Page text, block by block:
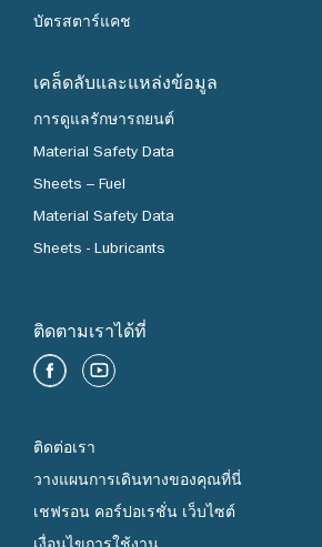
บัตรสตาร์แคช
เคล็ดลับและแหล่งข้อมูล
การดูแลรักษารถยนต์
Material Safety Data
Sheets – Fuel
Material Safety Data
Sheets - Lubricants
ติดตามเราได้ที่
ติดต่อเรา
วางแผนการเดินทางของคุณที่นี่
เชฟรอน คอร์ปอเรชั่น เว็บไซต์